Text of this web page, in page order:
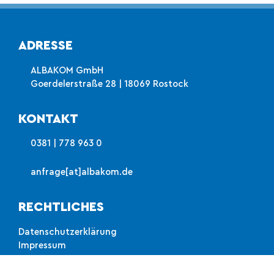
ADRESSE
ALBAKOM GmbH
Goerdelerstraße 28 | 18069 Rostock
KONTAKT
0381 | 778 963 0
anfrage[at]albakom.de
RECHTLICHES
Datenschutzerklärung
Impressum